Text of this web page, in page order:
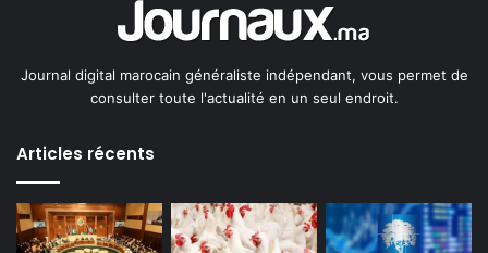
Journal digital marocain généraliste indépendant, vous permet de
consulter toute l'actualité en un seul endroit.
Articles récents